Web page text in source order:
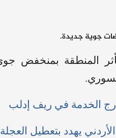
جوية جديدة.
المنطقة بمنخفض
الخدمة في ريف إدلب
يهدد بتعطيل العجلة